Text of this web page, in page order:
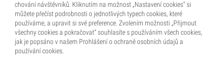
chování návštěvníků. Kliknutím na možnost „Nastavení cookies“ si
můžete přečíst podrobnosti o jednotlivých typech cookies, které
používáme, a upravit si své preference. Zvolením možnosti „Přijmout
všechny cookies a pokračovat“ souhlasíte s používáním všech cookies,
jak je popsáno v našem Prohlášení o ochraně osobních údajů a
používání cookies.